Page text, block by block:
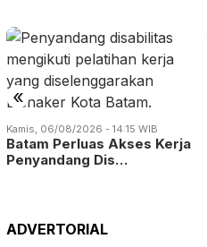
«
Kamis, 06/08/2026 - 14:15 WIB
Batam Perluas Akses Kerja
Penyandang Dis…
ADVERTORIAL